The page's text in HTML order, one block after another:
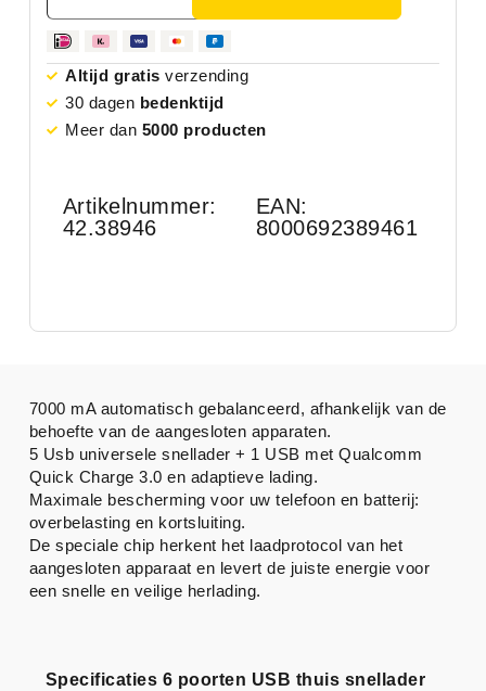
Altijd gratis verzending
30 dagen bedenktijd
Meer dan 5000 producten
Artikelnummer:
42.38946
EAN:
8000692389461
Specificaties 6 poorten USB thuis snellader
7000 mA automatisch gebalanceerd, afhankelijk van de
behoefte van de aangesloten apparaten.
5 Usb universele snellader + 1 USB met Qualcomm
Quick Charge 3.0 en adaptieve lading.
Maximale bescherming voor uw telefoon en batterij:
overbelasting en kortsluiting.
De speciale chip herkent het laadprotocol van het
aangesloten apparaat en levert de juiste energie voor
een snelle en veilige herlading.